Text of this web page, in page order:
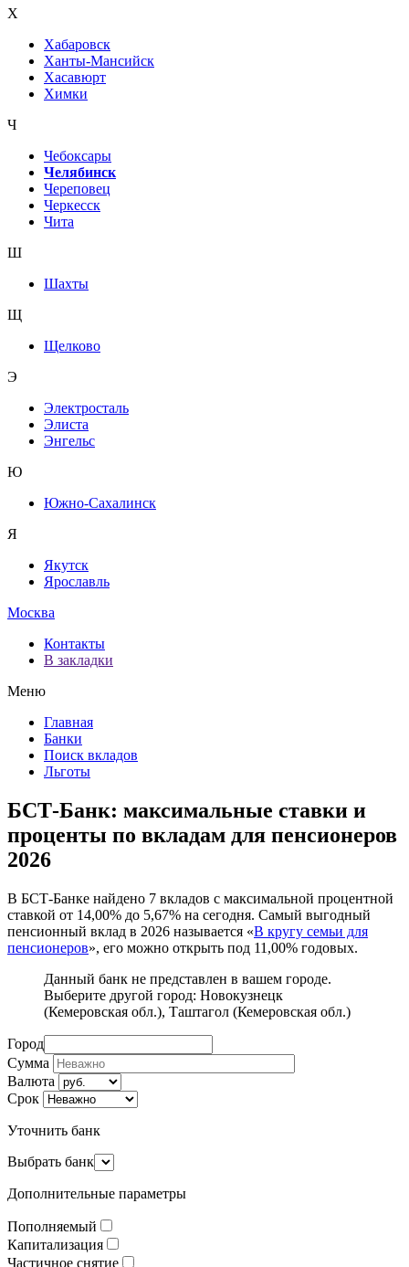
Х
Хабаровск
Ханты-Мансийск
Хасавюрт
Химки
Ч
Чебоксары
Челябинск
Череповец
Черкесск
Чита
Ш
Шахты
Щ
Щелково
Э
Электросталь
Элиста
Энгельс
Ю
Южно-Сахалинск
Я
Якутск
Ярославль
Москва
Контакты
В закладки
Меню
Главная
Банки
Поиск вкладов
Льготы
БСТ-Банк: максимальные ставки и
проценты по вкладам для пенсионеров
2026
В БСТ-Банке найдено 7 вкладов с максимальной процентной
ставкой от 14,00% до 5,67% на сегодня. Самый выгодный
пенсионный вклад в 2026 называется «В кругу семьи для
пенсионеров», его можно открыть под 11,00% годовых.
Данный банк не представлен в вашем городе.
Выберите другой город: Новокузнецк
(Кемеровская обл.), Таштагол (Кемеровская обл.)
Город
Сумма
Валюта
Срок
Уточнить банк
Выбрать банк
Дополнительные параметры
Пополняемый
Капитализация
Частичное снятие